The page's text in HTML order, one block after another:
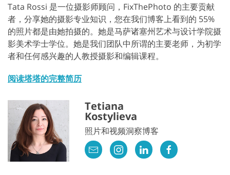
Tata Rossi 是一位摄影师顾问，FixThePhoto 的主要贡献
者，分享她的摄影专业知识，您在我们博客上看到的 55%
的照片都是由她拍摄的。她是马萨诸塞州艺术与设计学院摄
影美术学士学位。她是我们团队中所谓的主要老师，为初学
者和任何感兴趣的人教授摄影和编辑课程。
阅读塔塔的完整简历
Tetiana
Kostylieva
照片和视频洞察博客